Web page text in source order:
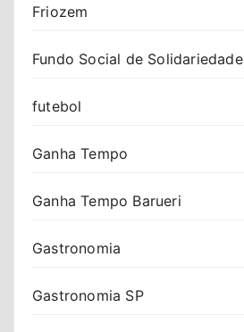
Friozem
Fundo Social de Solidariedade
futebol
Ganha Tempo
Ganha Tempo Barueri
Gastronomia
Gastronomia SP